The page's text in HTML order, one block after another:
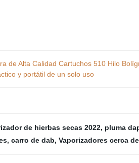
de Alta Calidad Cartuchos 510 Hilo
y portátil de un solo uso
de hierbas secas 2022, pluma
, carro de dab, Vaporizadores cerca